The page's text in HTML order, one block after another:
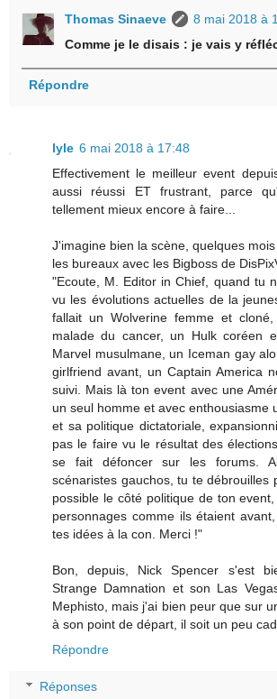
Thomas Sinaeve
8 mai 2018 à
Comme je le disais : je vais y
Répondre
lyle 6 mai 2018 à 17:48
Effectivement le meilleur event
aussi réussi ET frustrant, parce
tellement mieux encore à faire...
J'imagine bien la scène, quelques
les bureaux avec les Bigboss de
"Ecoute, M. Editor in Chief, quand tu
vu les évolutions actuelles de la
fallait un Wolverine femme et
malade du cancer, un Hulk coréen
Marvel musulmane, un Iceman gay
girlfriend avant, un Captain America
suivi. Mais là ton event avec une
un seul homme et avec enthousiasme
et sa politique dictatoriale,
pas le faire vu le résultat des
se fait défoncer sur les forums.
scénaristes gauchos, tu te débrouilles
possible le côté politique de ton
personnages comme ils étaient
tes idées à la con. Merci !"
Bon, depuis, Nick Spencer s'est
Strange Damnation et son Las
Mephisto, mais j'ai bien peur que sur
à son point de départ, il soit un peu
Répondre
Réponses